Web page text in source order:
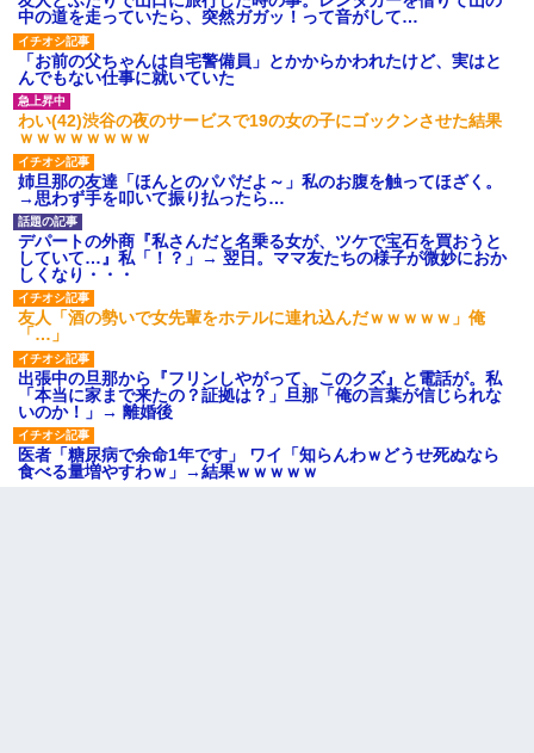
張り合ってくる
【悲報】佐藤輝明・・・２軍
でも盛大にやらかす←あまり悲
しませないでくれ
中の道を走っていたら、突然ガガッ！って音がして…
「お前の父ちゃんは自宅警備員」とかからかわれたけど、実はと
んでもない仕事に就いていた
わい(42)渋谷の夜のサービスで19の女の子にゴックンさせた結果
ｗｗｗｗｗｗｗｗ
姉旦那の友達「ほんとのパパだよ～」私のお腹を触ってほざく。
→思わず手を叩いて振り払ったら…
デパートの外商『私さんだと名乗る女が、ツケで宝石を買おうと
していて…』私「！？」→ 翌日。ママ友たちの様子が微妙におか
しくなり・・・
友人「酒の勢いで女先輩をホテルに連れ込んだｗｗｗｗｗ」俺
「…」
出張中の旦那から『フリンしやがって、このクズ』と電話が。私
「本当に家まで来たの？証拠は？」旦那「俺の言葉が信じられな
いのか！」→ 離婚後
医者「糖尿病で余命1年です」 ワイ「知らんわｗどうせ死ぬなら
食べる量増やすわｗ」→結果ｗｗｗｗｗ